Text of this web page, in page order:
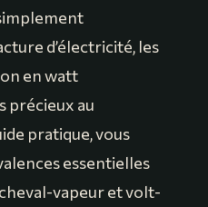
d’électricité, les
en watt
précieux au
pratique, vous
essentielles
vapeur et volt-